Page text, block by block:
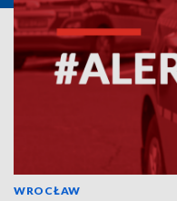
WROCŁAW